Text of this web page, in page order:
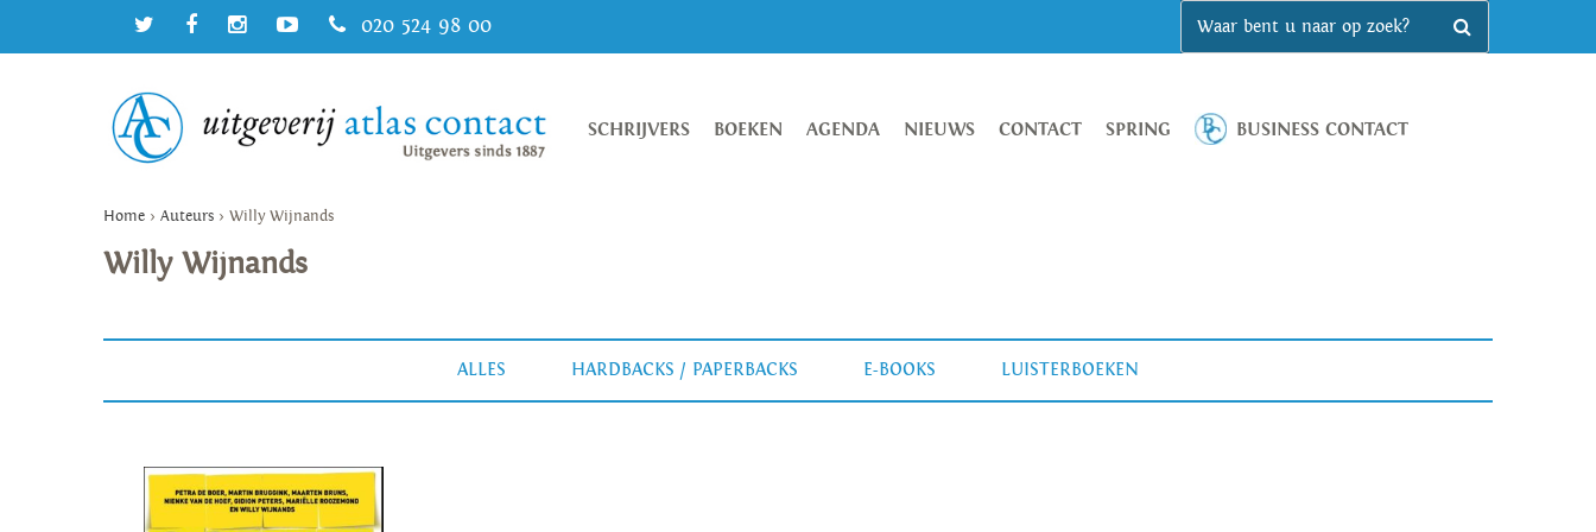
020 524 98 00
SCHRIJVERS BOEKEN AGENDA NIEUWS CONTACT SPRING BUSINESS CONTACT
Home > Auteurs > Willy Wijnands
Willy Wijnands
ALLES HARDBACKS / PAPERBACKS E-BOOKS LUISTERBOEKEN